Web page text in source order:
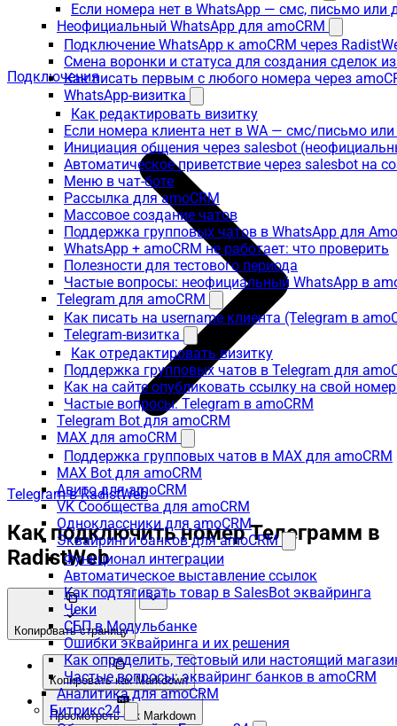
Если номера нет в WhatsApp — смс, письмо или
Неофициальный WhatsApp для amoCRM
Подключение WhatsApp к amoCRM через
Смена воронки и статуса для создания сделок
Как писать первым с любого номера через
WhatsApp-визитка
Как редактировать визитку
Если номера клиента нет в WA — смс/письмо
Инициация общения через salesbot
Автоматическое приветствие через salesbot на
Меню в чат-боте
Рассылка для amoCRM
Массовое создание чатов
Поддержка групповых чатов в WhatsApp для
WhatsApp + amoCRM не работает: что проверить
Полезности для тестового периода
Частые вопросы: неофициальный WhatsApp в
Telegram для amoCRM
Как писать на username клиента (Telegram в
Telegram-визитка
Как отредактировать визитку
Поддержка групповых чатов в Telegram для
Как на сайте опубликовать ссылку на свой
Частые вопросы: Telegram в amoCRM
Telegram Bot для amoCRM
MAX для amoCRM
Поддержка групповых чатов в MAX для amoCRM
MAX Bot для amoCRM
Авито для amoCRM
VK Сообщества для amoCRM
Одноклассники для amoCRM
Эквайринги банков для amoCRM
Функционал интеграции
Автоматическое выставление ссылок
Как подтягивать товар в SalesBot эквайринга
Чеки
СБП в Модульбанке
Ошибки эквайринга и их решения
Как определить, тестовый или настоящий
Частые вопросы: эквайринг банков в amoCRM
Аналитика для amoCRM
Битрикс24
Подключения
Telegram в RadistWeb
Как подключить номер Телеграмм в
RadistWeb
Копировать страницу
Копировать как Markdown
Просмотреть как Markdown